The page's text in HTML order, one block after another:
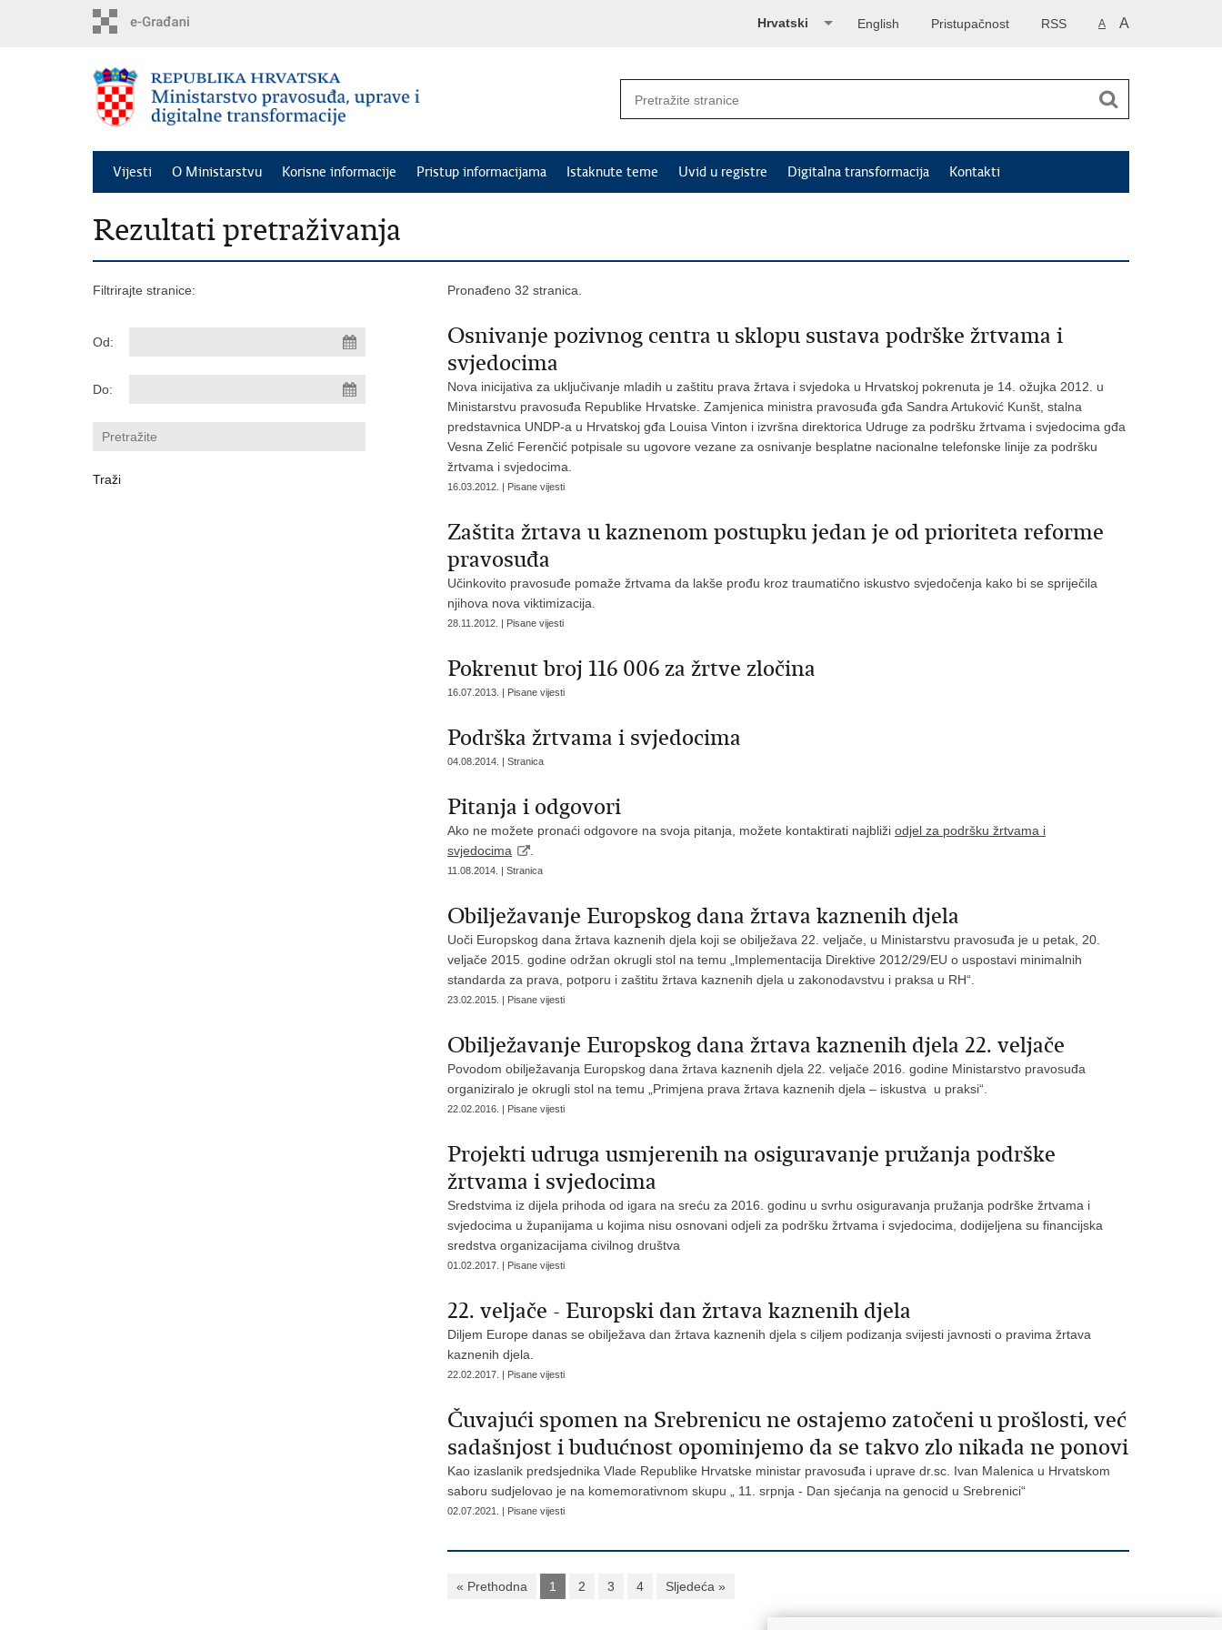
A A
RSS
Pristupačnost
English
Hrvatski
Vijesti O Ministarstvu Korisne informacije Pristup informacijama Istaknute teme Uvid u registre Digitalna transformacija Kontakti
Rezultati pretraživanja
Filtrirajte stranice:
Od:
Do:
Pronađeno 32 stranica.
Osnivanje pozivnog centra u sklopu sustava podrške žrtvama i
svjedocima
Nova inicijativa za uključivanje mladih u zaštitu prava žrtava i svjedoka u Hrvatskoj pokrenuta je 14. ožujka 2012. u
Ministarstvu pravosuđa Republike Hrvatske. Zamjenica ministra pravosuđa gđa Sandra Artuković Kunšt, stalna
predstavnica UNDP-a u Hrvatskoj gđa Louisa Vinton i izvršna direktorica Udruge za podršku žrtvama i svjedocima gđa
Vesna Zelić Ferenčić potpisale su ugovore vezane za osnivanje besplatne nacionalne telefonske linije za podršku
žrtvama i svjedocima.
16.03.2012. | Pisane vijesti
Zaštita žrtava u kaznenom postupku jedan je od prioriteta reforme
pravosuđa
Učinkovito pravosuđe pomaže žrtvama da lakše prođu kroz traumatično iskustvo svjedočenja kako bi se spriječila
njihova nova viktimizacija.
28.11.2012. | Pisane vijesti
Pokrenut broj 116 006 za žrtve zločina
16.07.2013. | Pisane vijesti
Podrška žrtvama i svjedocima
04.08.2014. | Stranica
Pitanja i odgovori
Ako ne možete pronaći odgovore na svoja pitanja, možete kontaktirati najbliži odjel za podršku žrtvama i
svjedocima
11.08.2014. | Stranica
Obilježavanje Europskog dana žrtava kaznenih djela
Uoči Europskog dana žrtava kaznenih djela koji se obilježava 22. veljače, u Ministarstvu pravosuđa je u petak, 20.
veljače 2015. godine održan okrugli stol na temu „Implementacija Direktive 2012/29/EU o uspostavi minimalnih
standarda za prava, potporu i zaštitu žrtava kaznenih djela u zakonodavstvu i praksa u RH“.
23.02.2015. | Pisane vijesti
Obilježavanje Europskog dana žrtava kaznenih djela 22. veljače
Povodom obilježavanja Europskog dana žrtava kaznenih djela 22. veljače 2016. godine Ministarstvo pravosuđa
organiziralo je okrugli stol na temu „Primjena prava žrtava kaznenih djela – iskustva u praksi“.
22.02.2016. | Pisane vijesti
Projekti udruga usmjerenih na osiguravanje pružanja podrške
žrtvama i svjedocima
Sredstvima iz dijela prihoda od igara na sreću za 2016. godinu u svrhu osiguravanja pružanja podrške žrtvama i
svjedocima u županijama u kojima nisu osnovani odjeli za podršku žrtvama i svjedocima, dodijeljena su financijska
sredstva organizacijama civilnog društva
01.02.2017. | Pisane vijesti
22. veljače - Europski dan žrtava kaznenih djela
Diljem Europe danas se obilježava dan žrtava kaznenih djela s ciljem podizanja svijesti javnosti o pravima žrtava
kaznenih djela.
22.02.2017. | Pisane vijesti
Čuvajući spomen na Srebrenicu ne ostajemo zatočeni u prošlosti, već
sadašnjost i budućnost opominjemo da se takvo zlo nikada ne ponovi
Kao izaslanik predsjednika Vlade Republike Hrvatske ministar pravosuđa i uprave dr.sc. Ivan Malenica u Hrvatskom
saboru sudjelovao je na komemorativnom skupu „ 11. srpnja - Dan sjećanja na genocid u Srebrenici“
02.07.2021. | Pisane vijesti
« Prethodna 1 2 3 4 Sljedeća »